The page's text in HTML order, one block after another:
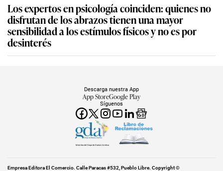
Los expertos en psicología coinciden: quienes no
disfrutan de los abrazos tienen una mayor
sensibilidad a los estímulos físicos y no es por
desinterés
Síguenos
Descarga nuestra App
App StoreGoogle Play
Miembro del Grupo de Diarios América
Empresa Editora El Comercio. Calle Paracas #532, Pueblo Libre. Copyright ©